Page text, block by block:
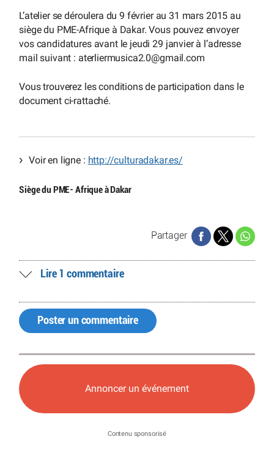
L’atelier se déroulera du 9 février au 31 mars 2015 au
siège du PME-Afrique à Dakar. Vous pouvez envoyer
vos candidatures avant le jeudi 29 janvier à l’adresse
mail suivant : aterliermusica2.0@gmail.com
Vous trouverez les conditions de participation dans le
document ci-rattaché.
Voir en ligne : http://culturadakar.es/
Siège du PME- Afrique à Dakar
Partager
Lire 1 commentaire
Poster un commentaire
Annoncer un événement